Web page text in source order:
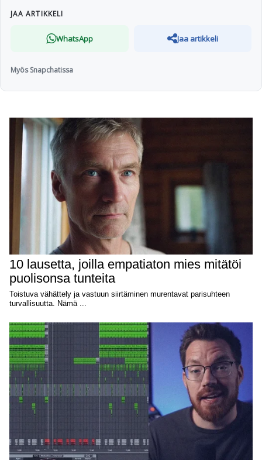
JAA ARTIKKELI
WhatsApp Jaa artikkeli
Myös Snapchatissa